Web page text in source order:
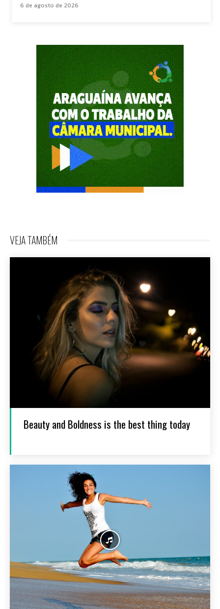
6 de agosto de 2026
VEJA TAMBÉM
Beauty and Boldness is the best thing today